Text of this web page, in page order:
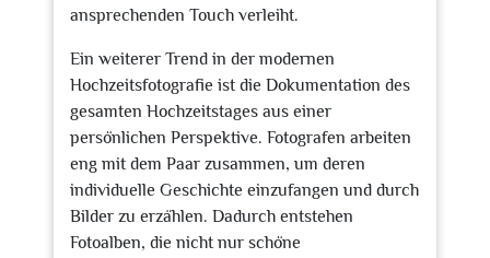
ansprechenden Touch verleiht.
Ein weiterer Trend in der modernen
Hochzeitsfotografie ist die Dokumentation des
gesamten Hochzeitstages aus einer
persönlichen Perspektive. Fotografen arbeiten
eng mit dem Paar zusammen, um deren
individuelle Geschichte einzufangen und durch
Bilder zu erzählen. Dadurch entstehen
Fotoalben, die nicht nur schöne